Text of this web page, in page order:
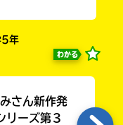
5年
わかる
さん新作発
リーズ第３